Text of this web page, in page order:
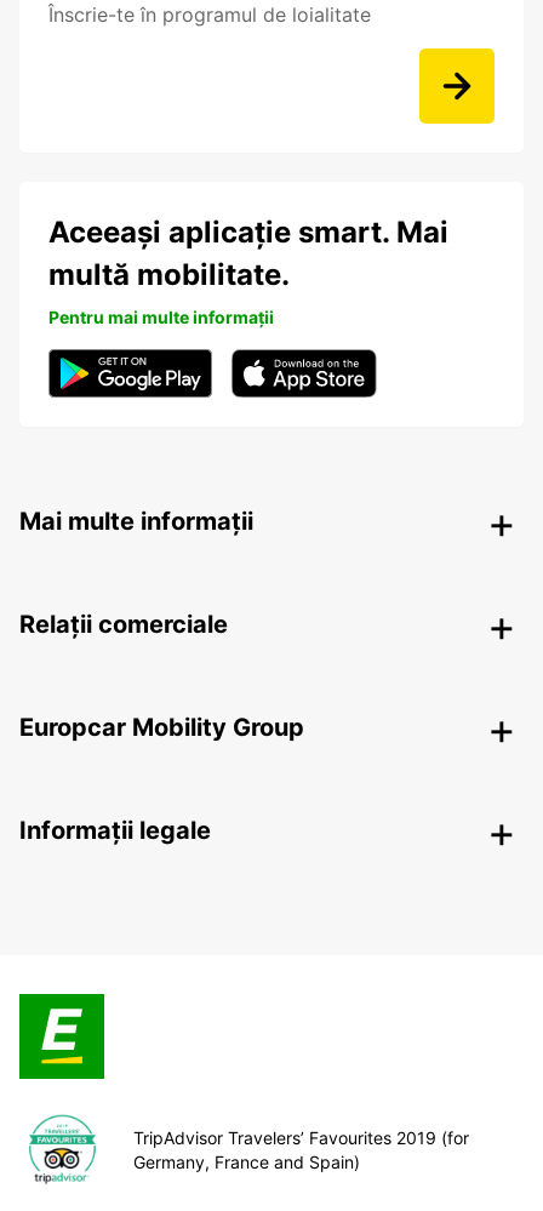
Înscrie-te în programul de loialitate
Aceeași aplicație smart. Mai
multă mobilitate.
Pentru mai multe informații
Mai multe informații
Relații comerciale
Europcar Mobility Group
Informații legale
TripAdvisor Travelers’ Favourites 2019 (for
Germany, France and Spain)